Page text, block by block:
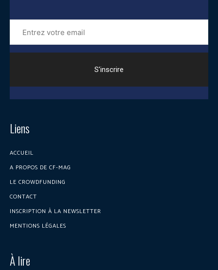
Entrez
votre
email
Liens
ACCUEIL
A PROPOS DE CF-MAG
LE CROWDFUNDING
CONTACT
INSCRIPTION À LA NEWSLETTER
MENTIONS LÉGALES
À lire